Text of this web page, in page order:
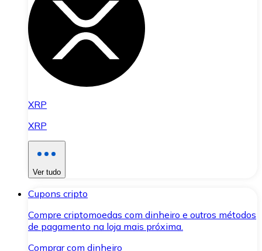
XRP
XRP
Ver tudo
Cupons cripto
Compre criptomoedas com dinheiro e outros métodos
de pagamento na loja mais próxima.
Comprar com dinheiro